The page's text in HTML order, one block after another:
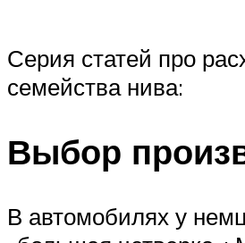
Серия статей про
семейства нива:
Выбор
В автомобилях у